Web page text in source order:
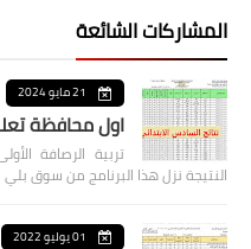
المشاركات الشائعة
21 مايو 2024
اول محافظة
تربية الرصافة
النتيجة نزل هذا البرنامج من سوق بلي https://play.google.com/s…
01 يوليو 2022